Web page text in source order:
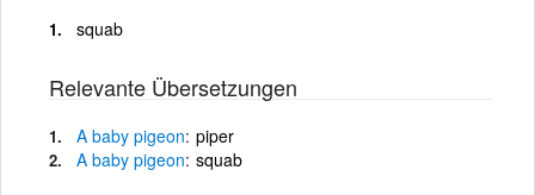
squab
Relevante Übersetzungen
A baby pigeon piper
A baby pigeon squab